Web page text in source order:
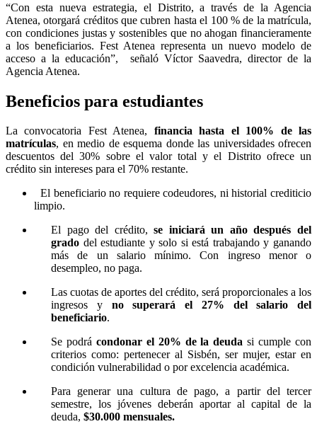
“Con esta nueva estrategia, el Distrito, a través de la Agencia
Atenea, otorgará créditos que cubren hasta el 100 % de la matrícula,
con condiciones justas y sostenibles que no ahogan financieramente
a los beneficiarios. Fest Atenea representa un nuevo modelo de
acceso a la educación”,
señaló Víctor Saavedra, director de la
Agencia Atenea.
Beneficios para estudiantes
La convocatoria Fest Atenea, financia hasta el 100% de las
matrículas, en medio de esquema donde las universidades ofrecen
descuentos del 30% sobre el valor total y el Distrito ofrece un
crédito sin intereses para el 70% restante.
El beneficiario no requiere codeudores, ni historial crediticio
limpio.
El pago del crédito,se iniciará un año después del
grado del estudiante y solo si está trabajando y ganando
más de un salario mínimo. Con ingreso menor o
desempleo, no paga.
Las cuotas de aportes del crédito, será proporcionales a los
ingresos y no superará el 27% del salario del
beneficiario.
Se podrá condonar el 20% de la deudasi cumple con
criterios como: pertenecer al Sisbén, ser mujer, estar en
condición vulnerabilidad o por excelencia académica.
Para generar una cultura de pago, a partir del tercer
semestre, los jóvenes deberán aportar al capital de la
deuda, $30.000 mensuales.